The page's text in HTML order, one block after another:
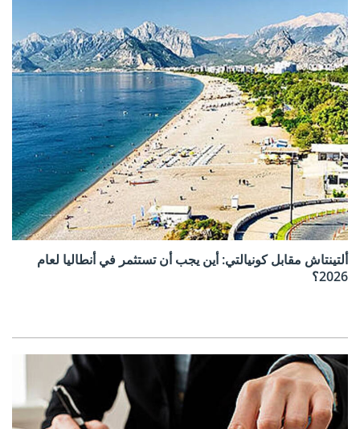
ألتينتاش مقابل كونيالتي: أين يجب أن تستثمر في أنطاليا لعام
2026؟